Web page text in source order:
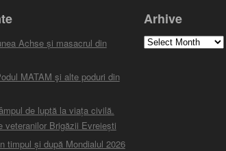
Achse și masacrul din
MATAM şi alte poduri din
de luptă la viața civilă.
veteranilor Brigăzii Evreiești
timpul și după Mondialul 2026
Arhive
Arhive